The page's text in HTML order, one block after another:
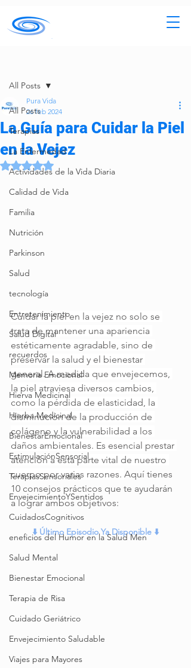
All Posts
Terapias
La Enfermedad
Actividades de la Vida Diaria
Calidad de Vida
Familia
Nutrición
Parkinson
Salud
tecnología
Entretenimiento
Salud Digital
recuerdos
Memoria Emocional
Hierva Medicinal
Hierba Medicinal
BienestarEmocional
EstimulaciónSensorial
TerapiasSensoriales
EnvejecimientoYSentidos
CuidadosCognitivos
eneficios del Humor en la Salud Men
Salud Mental
Bienestar Emocional
Terapia de Risa
Cuidado Geriátrico
Envejecimiento Saludable
Viajes para Mayores
All Posts
La Guía para Cuidar la Piel
en la Vejez
Pura Vida
26 feb 2024
Obtuvo NaN de 5 estrellas.
Cuidar la piel en la vejez no solo se
trata de mantener una apariencia
estéticamente agradable, sino de
preservar la salud y el bienestar
general. A medida que envejecemos,
la piel atraviesa diversos cambios,
como la pérdida de elasticidad, la
disminución de la producción de
colágeno y la vulnerabilidad a los
daños ambientales. Es esencial prestar
atención a esta parte vital de nuestro
cuerpo por varias razones. Aquí tienes
10 consejos prácticos que te ayudarán
a lograr ambos objetivos:
⬇️ Último Episodio Ya Disponible ⬇️